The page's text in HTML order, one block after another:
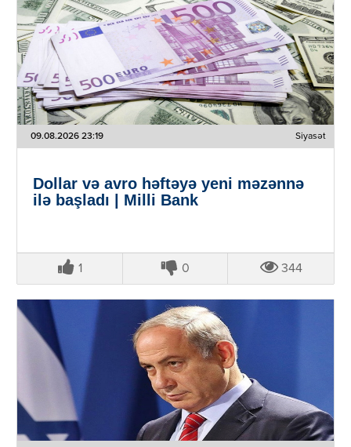
09.08.2026 23:19 Siyasət
Dollar və avro həftəyə yeni məzənnə
ilə başladı | Milli Bank
1 0 344